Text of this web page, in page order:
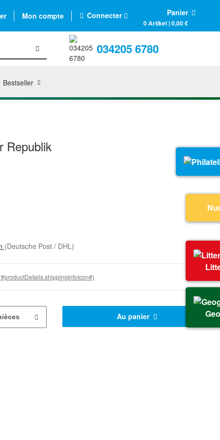
Mon compte Connecter Panier
0 Artikel | 0,00 €
034205 6780
Bestseller
Republik
(Deutsche Post / DHL)
Au panier